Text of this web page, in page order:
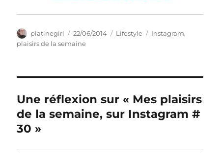
Auteur
platinegirl
Publié
le
22/06/2014 Catégories
Lifestyle Étiquettes
Instagram,
plaisirs de la semaine
Une réflexion sur « Mes plaisirs
de la semaine, sur Instagram #
30 »